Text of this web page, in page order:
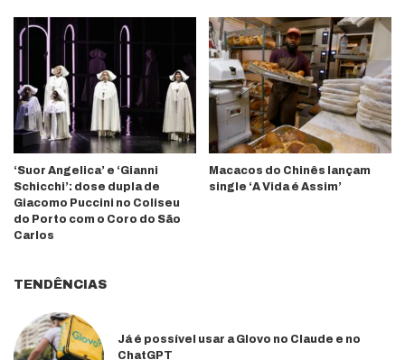
‘Suor Angelica’ e ‘Gianni
Schicchi’: dose dupla de
Giacomo Puccini no Coliseu
do Porto com o Coro do São
Carlos
Macacos do Chinês lançam
single ‘A Vida é Assim’
TENDÊNCIAS
Já é possível usar a Glovo no Claude e no
ChatGPT